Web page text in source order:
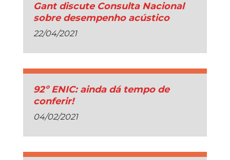
Gant discute Consulta Nacional
sobre desempenho acústico
22/04/2021
92º ENIC: ainda dá tempo de
conferir!
04/02/2021